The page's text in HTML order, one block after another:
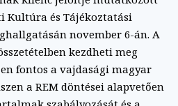
Kultúra és Tájékoztatási
november 6-án. A
kezdheti meg
fontos a vajdasági magyar
a REM döntései alapvetően